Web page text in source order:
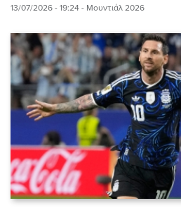
13/07/2026 - 19:24 - Μουντιάλ 2026